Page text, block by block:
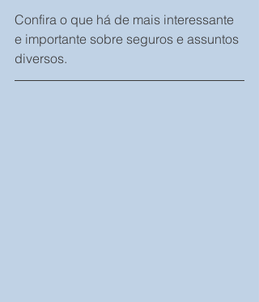
Confira o que há de mais interessante
e importante sobre seguros e assuntos
diversos.